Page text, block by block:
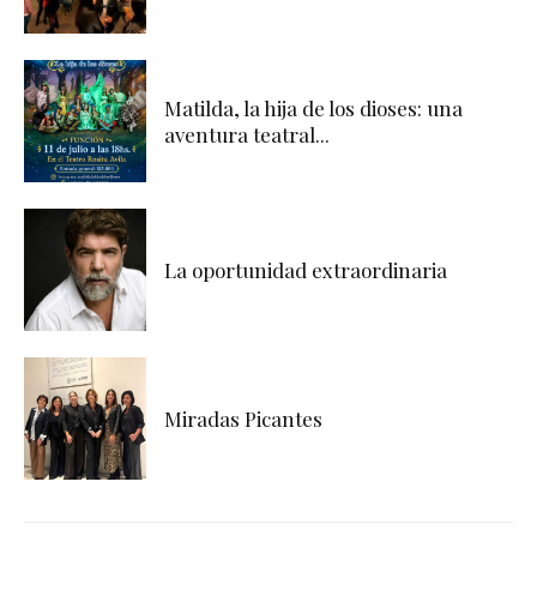
Matilda, la hija de los dioses: una
aventura teatral...
La oportunidad extraordinaria
Miradas Picantes